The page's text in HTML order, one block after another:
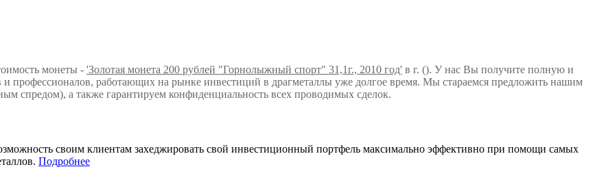
монеты - 'Золотая монета 200 рублей "Горнолыжный спорт" 31,1г., 2010 год' в г. (). У нас Вы получите полную и
профессионалов, работающих на рынке инвестиций в драгметаллы уже долгое время. Мы стараемся предложить нашим
спредом), а также гарантируем конфиденциальность всех проводимых сделок.
своим клиентам захеджировать свой инвестиционный портфель максимально эффективно при помощи самых
Подробнее